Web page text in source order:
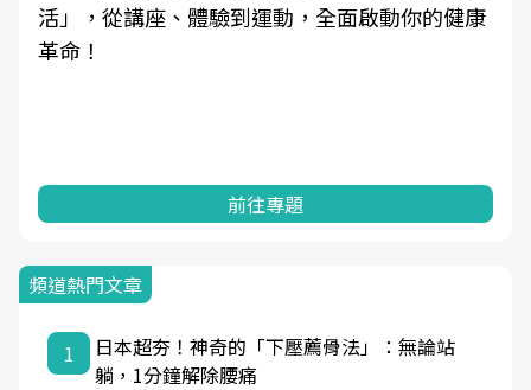
學觀點與日常感受的對話，建立對亞健康的認
知，進而引導實際的改善行動。
前往專題
頻道熱門文章
1
日本超夯！神奇的「下壓薦骨法」：無論站
躺，1分鐘解除腰痛